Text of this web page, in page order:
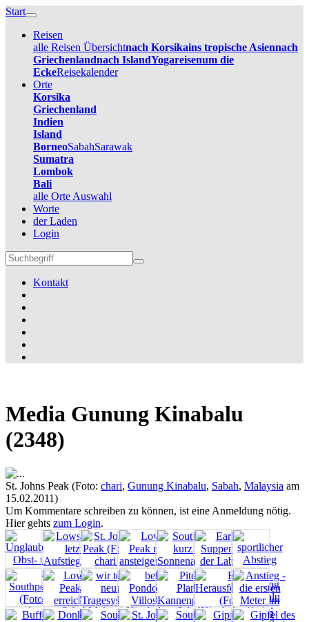
Start
Reisen
alle Reisen Übersichtnach Korsikains tropische Asiennach
Griechenlandnach IslandYogareisenum die
EckeReisekalender
Orte
Korsika
Griechenland
Indien
Island
BorneoSabahSarawak
Sumatra
Lombok
Bali
alle Orte Auswahl
Worte
der Laden
Login
Kontakt
Media Gunung Kinabalu
(2348)
St. Johns Peak (Foto: chari, Gunung Kinabalu, Sabah, Malaysia am
15.02.2011)
Um Kommentare schreiben zu können, ist eine Anmeldung nötig.
Hier gehts zum Login.